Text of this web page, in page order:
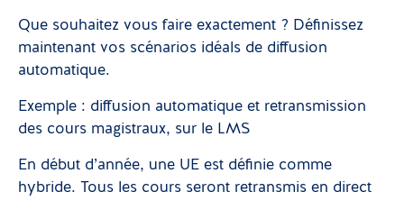
Que souhaitez vous faire exactement ? Définissez
maintenant vos scénarios idéals de diffusion
automatique.
Exemple : diffusion automatique et retransmission
des cours magistraux, sur le LMS
En début d’année, une UE est définie comme
hybride. Tous les cours seront retransmis en direct